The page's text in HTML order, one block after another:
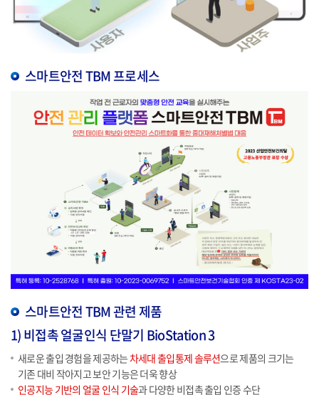
스마트안전 TBM 프로세스
스마트안전 TBM 관련 제품
1) 비접촉 얼굴인식 단말기 BioStation 3
새로운 출입 경험을 제공하는차세대 출입통제 솔루션으로 제품의 크기는
기존 대비 작아지고 보안 기능은 더욱 향상
인공지능 기반의 얼굴 인식 기술과 다양한 비접촉 출입 인증 수단